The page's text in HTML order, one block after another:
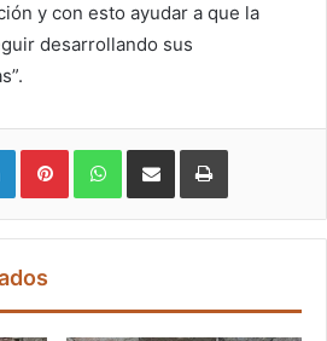
y con esto ayudar a que la
desarrollando sus
LinkedIn Pinterest WhatsApp